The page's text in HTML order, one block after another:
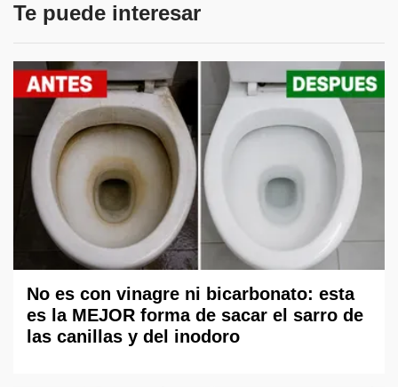
Te puede interesar
No es con vinagre ni bicarbonato: esta
es la MEJOR forma de sacar el sarro de
las canillas y del inodoro